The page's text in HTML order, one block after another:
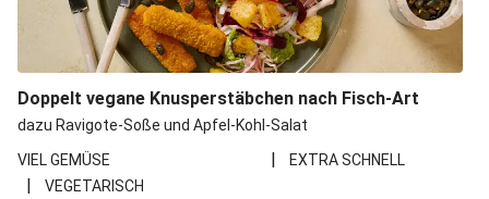
Doppelt vegane Knusperstäbchen nach Fisch-Art
dazu Ravigote-Soße und Apfel-Kohl-Salat
VIEL GEMÜSE
| EXTRA SCHNELL
|
VEGETARISCH